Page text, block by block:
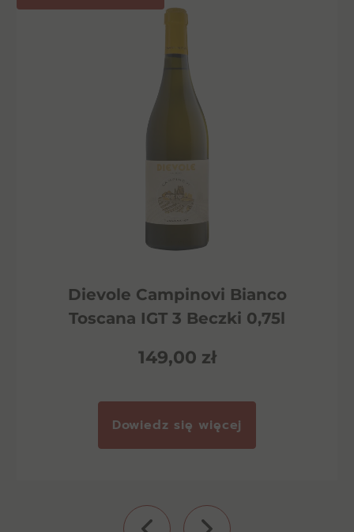
Dievole Campinovi Bianco
Toscana IGT 3 Beczki 0,75l
149,00 zł
Dowiedz się więcej